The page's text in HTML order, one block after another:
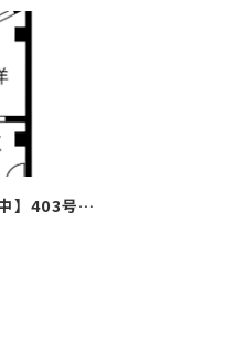
】403号室